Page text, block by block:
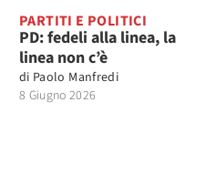
PARTITI E POLITICI
PD: fedeli alla linea, la
linea non c’è
di Paolo Manfredi
8 Giugno 2026